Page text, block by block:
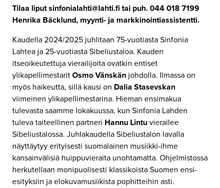
Tilaa liput sinfonialahti@lahti.fi tai puh. 044 018 7199
Henrika Bäcklund, myynti- ja markkinointiassistentti.
Kaudella 2024/2025 juhlitaan 75-vuotiasta Sinfonia
Lahtea ja 25-vuotiasta Sibeliustaloa. Kauden
itseoikeutettuja vierailijoita ovatkin entiset
ylikapellimestaritOsmo Vänskän johdolla. Ilmassa on
myös haikeutta, sillä kausi on Dalia Stasevskan
viimeinen ylikapellimestarina. Hieman ensimakua
tulevasta saamme lokakuussa, kun Sinfonia Lahden
tuleva taiteellinen partneri Hannu Lintuvierailee
Sibeliustalossa. Juhlakaudella Sibeliustalon lavalla
näyttäytyy erityisesti suomalainen musiikki-ihme
kansainvälisiä huippuvieraita unohtamatta. Ohjelmistossa
herkutellaan monipuolisesti klassikoista Suomen ensi-
esityksiin ja elokuvamusiikista pophitteihin asti.